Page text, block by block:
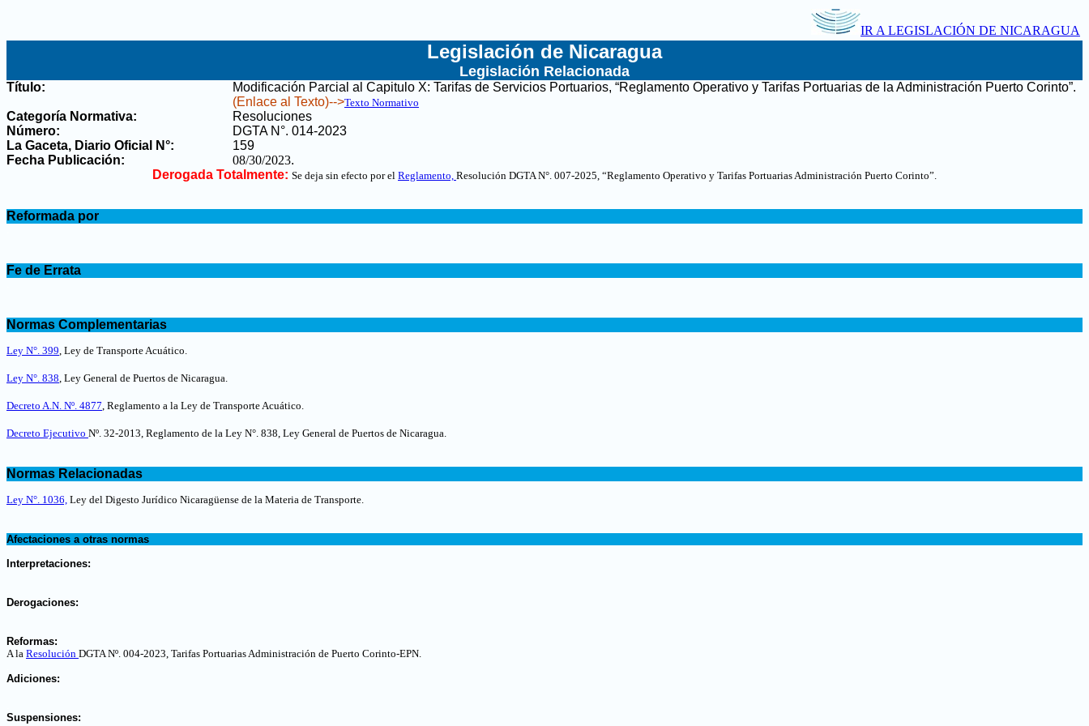
IR A LEGISLACIÓN DE NICARAGUA
Legislación de Nicaragua
Legislación Relacionada
Título: Modificación Parcial al Capitulo X: Tarifas de Servicios Portuarios, “Reglamento Operativo y Tarifas Portuarias de la Administración Puerto Corinto”.
(Enlace al Texto)-->Texto Normativo
Categoría Normativa:
Resoluciones
Número:
DGTA N°. 014-2023
La Gaceta, Diario Oficial N°:
159
Fecha Publicación:
08/30/2023.
Derogada Totalmente: Se deja sin efecto por el Reglamento, Resolución DGTA N°. 007-2025, “Reglamento Operativo y Tarifas Portuarias Administración Puerto Corinto”.
Reformada por
Fe de Errata
Normas Complementarias
Ley N°. 399, Ley de Transporte Acuático.
Ley N°. 838, Ley General de Puertos de Nicaragua.
Decreto A.N. Nº. 4877, Reglamento a la Ley de Transporte Acuático.
Decreto Ejecutivo Nº. 32-2013, Reglamento de la Ley N°. 838, Ley General de Puertos de Nicaragua.
Normas Relacionadas
Ley N°. 1036, Ley del Digesto Jurídico Nicaragüense de la Materia de Transporte.
Afectaciones a otras normas
Interpretaciones:
Derogaciones:
Reformas:
A la Resolución DGTA Nº. 004-2023, Tarifas Portuarias Administración de Puerto Corinto-EPN.
Adiciones:
Suspensiones: